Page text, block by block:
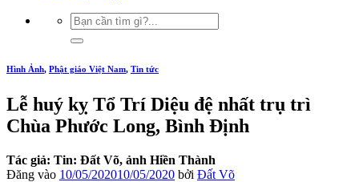
Hình Ảnh, Phật giáo Việt Nam, Tin tức
Lễ huý kỵ Tổ Trí Diệu đệ nhất trụ trì
Chùa Phước Long, Bình Định
Tác giả: Tin: Đất Võ, ảnh Hiền Thành
Đăng vào 10/05/202010/05/2020 bởi Đất Võ